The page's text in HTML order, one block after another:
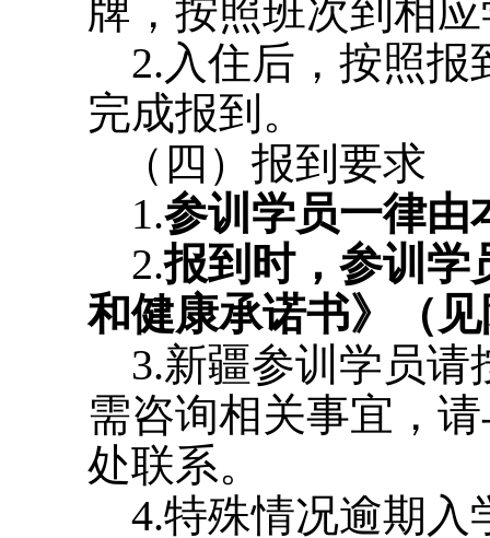
牌，按照班次到相
2.入住后，按照报
完成报到。
（四）报到要求
1.参训学员一律由
2.报到时，参训学
和健康承诺书》（
3.新疆参训学员请
需咨询相关事宜，
处联系。
4.特殊情况逾期入